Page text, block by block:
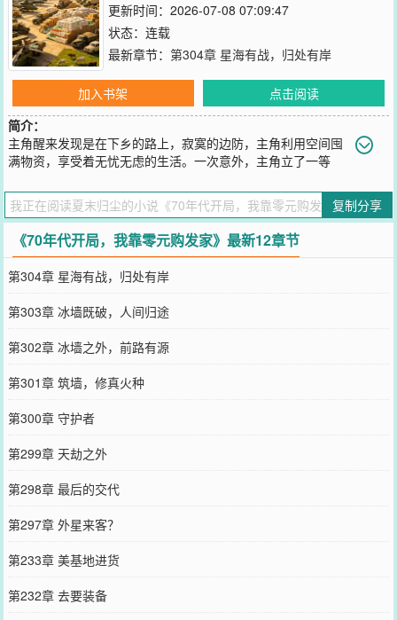
更新时间：2026-07-08 07:09:47
状态：连载
最新章节： 第304章 星海有战，归处有岸
加入书架
点击阅读
简介：
主角醒来发现是在下乡的路上，寂寞的边防，主角利用空间囤
满物资，享受着无忧无虑的生活。一次意外，主角立了一等
后，带领家人做生意。
您要是觉得《70年代开局，我靠零元购发家》还不错的话请不要忘记
向您QQ群和微博微信里的朋友推荐哦！
复制分享
《70年代开局，我靠零元购发家》最新12章节
第304章 星海有战，归处有岸
第303章 冰墙既破，人间归途
第302章 冰墙之外，前路有源
第301章 筑墙，修真火种
第300章 守护者
第299章 天劫之外
第298章 最后的交代
第297章 外星来客？
第233章 美基地进货
第232章 去要装备